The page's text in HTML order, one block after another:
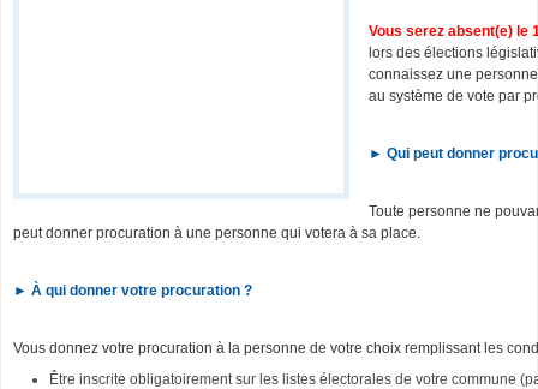
Vous serez absent(e) le
lors des élections
connaissez une
au système de vote par
► Qui peut donner
Toute personne ne
peut donner procuration à une personne qui votera à sa place.
► À qui donner votre procuration ?
Vous donnez votre procuration à la personne de votre choix remplissant les
Être inscrite obligatoirement sur les listes électorales de votre commune